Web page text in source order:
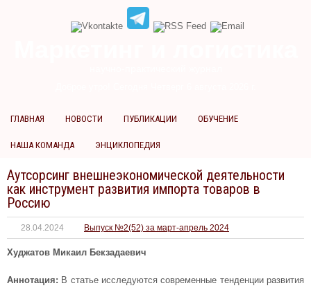
ГЛАВНАЯ НОВОСТИ ПУБЛИКАЦИИ ОБУЧЕНИЕ
НАША КОМАНДА ЭНЦИКЛОПЕДИЯ
Аутсорсинг внешнеэкономической деятельности
как инструмент развития импорта товаров в
Россию
28.04.2024 Выпуск №2(52) за март-апрель 2024
Худжатов Микаил Бекзадаевич
Аннотация: В статье исследуются современные тенденции развития